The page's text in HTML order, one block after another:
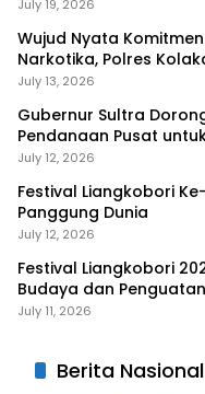
July 19, 2026
Wujud Nyata
Narkotika, Polres
Sabu-Sabu
July 13, 2026
Gubernur Sultra
Pendanaan Pusat
Liangkobhori
July 12, 2026
Festival Liangkobori
Panggung Dunia
July 12, 2026
Festival Liangkobori
Budaya dan
July 11, 2026
Berita Nasional